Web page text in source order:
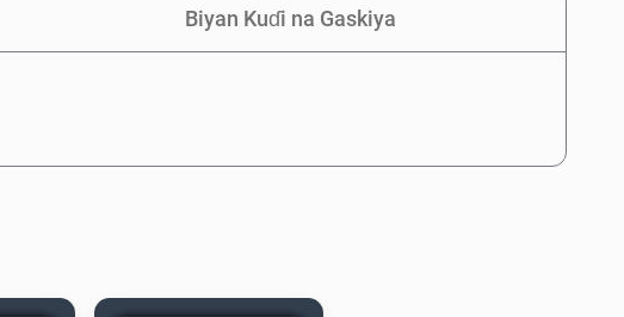
Biyan Kuɗi na Gaskiya